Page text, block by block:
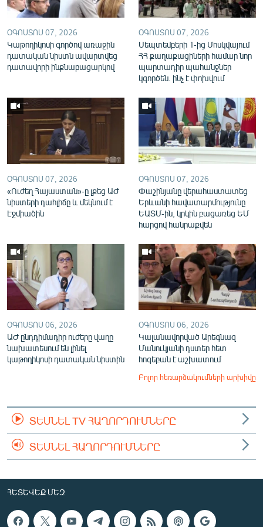
English
Русский
ՀԵՏԵՎԵՔ ՄԵԶ
«Ազատության» բոլոր կայքերը
ՕԳՈՍՏՈՍ 07, 2026
Կաթողիկոսի գործով առաջին
դատական նիստն ավարտվեց
դատավորի ինքնաբացարկով
ՕԳՈՍՏՈՍ 07, 2026
Սեպտեմբերի 1-ից Մոսկվայում
ՀՀ քաղաքացիների համար նոր
պարտադիր պահանջներ
կգործեն. ինչ է փոխվում
ՕԳՈՍՏՈՍ 07, 2026
«Ուժեղ Հայաստան»-ը լքեց ԱԺ
նիստերի դահլիճը և մեկնում է
Էջմիածին
ՕԳՈՍՏՈՍ 07, 2026
Փաշինյանը վերահաստատեց
Երևանի հավատարմությունը
ԵԱՏՄ-ին, կրկին բացառեց ԵՄ
հարցով հանրաքվեն
ՕԳՈՍՏՈՍ 06, 2026
ԱԺ ընդդիմադիր ուժերը վաղը
նախատեսում են լինել
կաթողիկոսի դատական նիստին
ՕԳՈՍՏՈՍ 06, 2026
Կալանավորված Արեգնազ
Մանուկյանի դստեր հետ
հոգեբան է աշխատում
Բոլոր հեռարձակումների արխիվը
ՏԵՍՆԵԼ TV ՀԱՂՈՐԴՈՒՄՆԵՐԸ
ՏԵՍՆԵԼ ՀԱՂՈՐԴՈՒՄՆԵՐԸ
ՀԵՏԵՎԵՔ ՄԵԶ